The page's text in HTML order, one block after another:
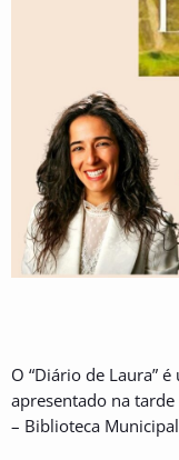
O “Diário de Laura”
apresentado na
– Biblioteca